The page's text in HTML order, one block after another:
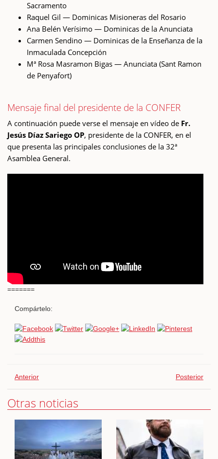
Sacramento
Raquel Gil — Dominicas Misioneras del Rosario
Ana Belén Verísimo — Dominicas de la Anunciata
Carmen Sendino — Dominicas de la Enseñanza de la
Inmaculada Concepción
Mª Rosa Masramon Bigas — Anunciata (Sant Ramon
de Penyafort)
Mensaje final del presidente de la CONFER
A continuación puede verse el mensaje en vídeo de Fr.
Jesús Díaz Sariego OP, presidente de la CONFER, en el
que presenta las principales conclusiones de la 32ª
Asamblea General.
=======
Compártelo:
Anterior Posterior
Otras noticias